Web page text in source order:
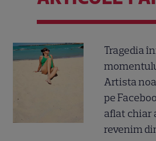
Tragedia
Artista
pe
aflat chiar
revenim